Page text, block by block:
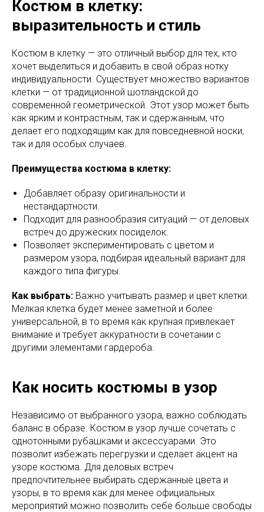
Костюм в клетку:
выразительность и стиль
Костюм в клетку — это отличный выбор для тех, кто
хочет выделиться и добавить в свой образ нотку
индивидуальности. Существует множество вариантов
клетки — от традиционной шотландской до
современной геометрической. Этот узор может быть
как ярким и контрастным, так и сдержанным, что
делает его подходящим как для повседневной носки,
так и для особых случаев.
Преимущества костюма в клетку:
Добавляет образу оригинальности и
нестандартности.
Подходит для разнообразия ситуаций — от деловых
встреч до дружеских посиделок.
Позволяет экспериментировать с цветом и
размером узора, подбирая идеальный вариант для
каждого типа фигуры.
Как выбрать: Важно учитывать размер и цвет клетки.
Мелкая клетка будет менее заметной и более
универсальной, в то время как крупная привлекает
внимание и требует аккуратности в сочетании с
другими элементами гардероба.
Как носить костюмы в узор
Независимо от выбранного узора, важно соблюдать
баланс в образе. Костюм в узор лучше сочетать с
однотонными рубашками и аксессуарами. Это
позволит избежать перегрузки и сделает акцент на
узоре костюма. Для деловых встреч
предпочтительнее выбирать сдержанные цвета и
узоры, в то время как для менее официальных
мероприятий можно позволить себе больше свободы